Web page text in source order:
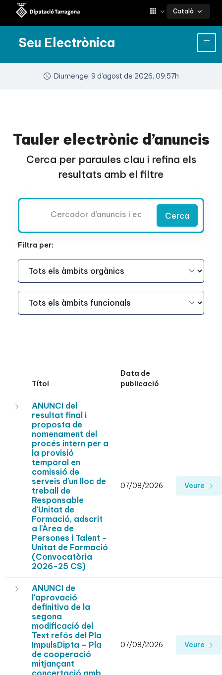
Català
Seu Electrònica
Diumenge, 9 d’agost de 2026, 09:57h
Tauler electrònic d’anuncis
Cerca per paraules clau i refina els
resultats amb el filtre
Cerca
Filtra per:
Àmbit Funcional
Àmbit Funcional
Títol
Data de
publicació
ANUNCI del
resultat final i
proposta de
nomenament del
procés intern per a
la provisió
temporal en
comissió de
serveis d'un lloc de
treball de
Responsable
d'Unitat de
Formació, adscrit
a l'Àrea de
Persones i Talent -
Unitat de Formació
(Convocatòria
2026-25 CS)
07/08/2026 Veure
ANUNCI de
l'aprovació
definitiva de la
segona
modificació del
Text refós del Pla
ImpulsDipta – Pla
de cooperació
mitjançant
07/08/2026 Veure